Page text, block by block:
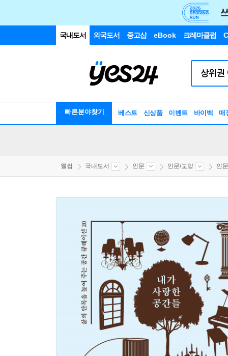
국내도서 외국도서 중고샵 eBook 크레마클럽
빠른분야찾기 베스트 신상품 이벤트 바이백 매
웰컴 국내도서 인문 인문/교양 인